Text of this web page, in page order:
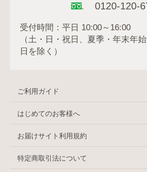
0120-120-
受付時間：平日 10:00～16:00
（土・日・祝日、夏季・年末年
日を除く）
ご利用ガイド
はじめてのお客様へ
お届けサイト利用規約
特定商取引法について